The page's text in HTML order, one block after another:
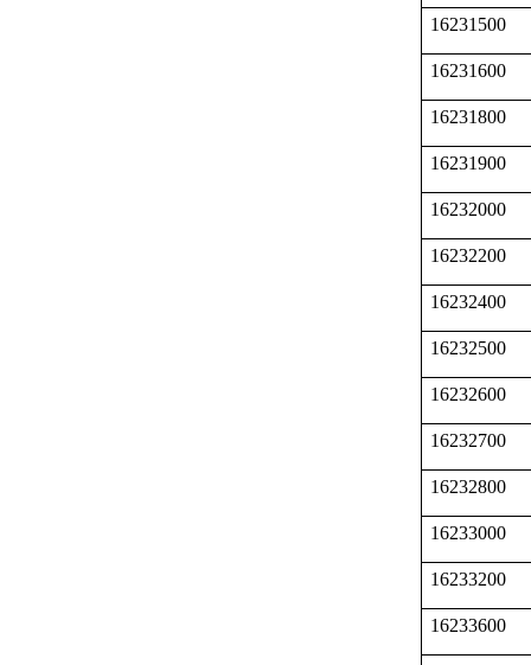
16231500
16231600
16231800
16231900
16232000
16232200
16232400
16232500
16232600
16232700
16232800
16233000
16233200
16233600